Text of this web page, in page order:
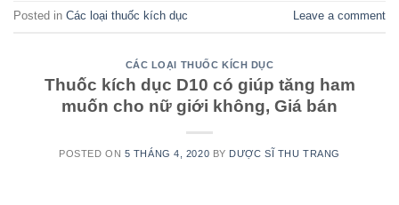
Posted in Các loại thuốc kích dục Leave a comment
CÁC LOẠI THUỐC KÍCH DỤC
Thuốc kích dục D10 có giúp tăng ham
muốn cho nữ giới không, Giá bán
POSTED ON 5 THÁNG 4, 2020 BY DƯỢC SĨ THU TRANG